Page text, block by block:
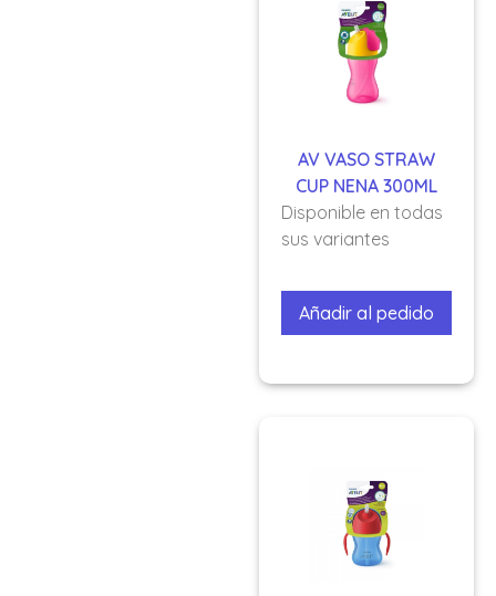
AV VASO STRAW
CUP NENA 300ML
Disponible en todas
sus variantes
Añadir al pedido